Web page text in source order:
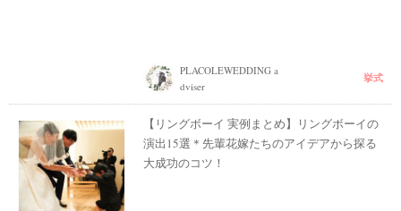
PLACOLEWEDDING a
dviser
挙式
【リングボーイ 実例まとめ】リングボーイの
演出15選＊先輩花嫁たちのアイデアから探る
大成功のコツ！